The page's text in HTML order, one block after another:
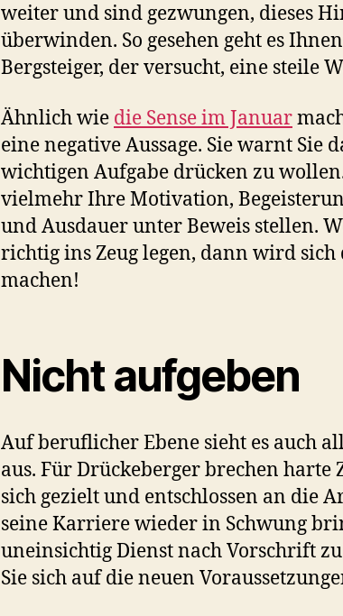
weiter und sind gezwungen, dieses
überwinden. So gesehen geht es
Bergsteiger, der versucht, eine steile
Ähnlich wie die Sense im Januar
eine negative Aussage. Sie warnt Sie
wichtigen Aufgabe drücken zu
vielmehr Ihre Motivation,
und Ausdauer unter Beweis stellen.
richtig ins Zeug legen, dann wird sich
machen!
Nicht aufgeben
Auf beruflicher Ebene sieht es auch
aus. Für Drückeberger brechen harte
sich gezielt und entschlossen an die
seine Karriere wieder in Schwung
uneinsichtig Dienst nach Vorschrift
Sie sich auf die neuen